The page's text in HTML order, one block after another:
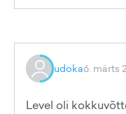
udoka6. märts
Level oli